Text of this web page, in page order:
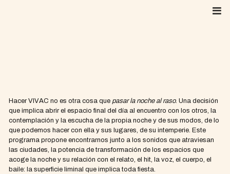
Hacer VIVAC no es otra cosa que pasar la noche al raso. Una decisión
que implica abrir el espacio final del día al encuentro con los otros, la
contemplación y la escucha de la propia noche y de sus modos, de lo
que podemos hacer con ella y sus lugares, de su intemperie. Este
programa propone encontrarnos junto a los sonidos que atraviesan
las ciudades, la potencia de transformación de los espacios que
acoge la noche y su relación con el relato, el hit, la voz, el cuerpo, el
baile: la superficie liminal que implica toda fiesta.